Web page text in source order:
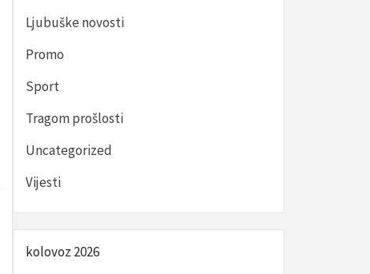
Ljubuške novosti
Promo
Sport
Tragom prošlosti
Uncategorized
Vijesti
kolovoz 2026